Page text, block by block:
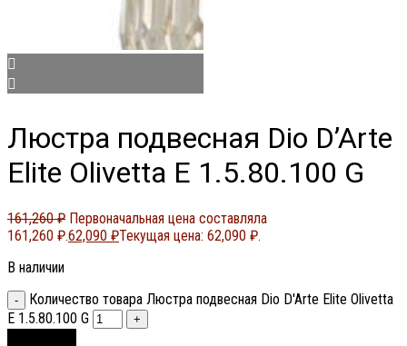
Люстра подвесная Dio D’Arte
Elite Olivetta E 1.5.80.100 G
161,260₽ Первоначальная цена составляла
161,260 ₽.62,090 ₽Текущая цена: 62,090 ₽.
В наличии
Количество товара Люстра подвесная Dio D'Arte Elite Olivetta
E 1.5.80.100 G